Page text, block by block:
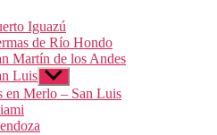
Iguazú
de Río Hondo
Martín de los Andes
Luis Mostrar
el
submenú
en Merlo – San Luis